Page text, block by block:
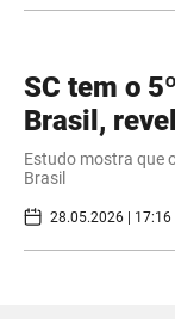
SC tem o
Brasil,
Estudo mostra que
Brasil
28.05.2026 | 17:16